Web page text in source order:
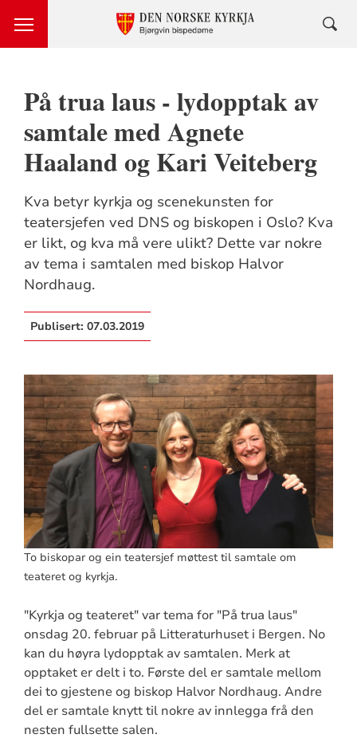
På trua laus - lydopptak av
samtale med Agnete
Haaland og Kari Veiteberg
Kva betyr kyrkja og scenekunsten for
teatersjefen ved DNS og biskopen i Oslo? Kva
er likt, og kva må vere ulikt? Dette var nokre
av tema i samtalen med biskop Halvor
Nordhaug.
Publisert: 07.03.2019
To biskopar og ein teatersjef møttest til samtale om
teateret og kyrkja.
"Kyrkja og teateret" var tema for "På trua laus"
onsdag 20. februar på Litteraturhuset i Bergen. No
kan du høyra lydopptak av samtalen. Merk at
opptaket er delt i to. Første del er samtale mellom
dei to gjestene og biskop Halvor Nordhaug. Andre
del er samtale knytt til nokre av innlegga frå den
nesten fullsette salen.